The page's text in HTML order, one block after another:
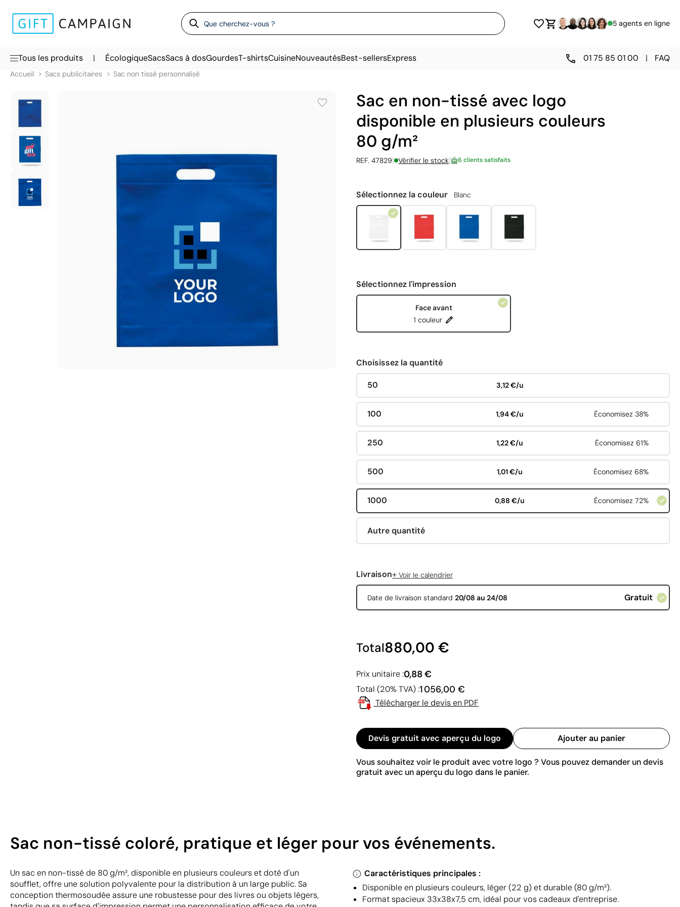
5 agents en ligne
Tous les produits | ÉcologiqueSacsSacs à dosGourdesT-shirtsCuisineNouveautésBest-sellersExpress 01 75 85 01 00 | FAQ
Accueil Sacs publicitaires Sac non tissé personnalisé
Sac en non-tissé avec logo
disponible en plusieurs couleurs
80 g/m²
REF. 47829| Vérifier le stock| 6 clients satisfaits
Sélectionnez la couleur Blanc
Sélectionnez l'impression
Face avant
1 couleur
Choisissez la quantité
50 3,12 €/u
100 1,94 €/u Économisez 38%
250 1,22 €/u Économisez 61%
500 1,01 €/u Économisez 68%
1000 0,88 €/u Économisez 72%
Autre quantité
Livraison+ Voir le calendrier
Date de livraison standard 20/08 au 24/08 Gratuit
Total880,00 €
Prix unitaire :0,88 €
Total (20% TVA) :1 056,00 €
Télécharger le devis en PDF
Devis gratuit avec aperçu du logo Ajouter au panier
Vous souhaitez voir le produit avec votre logo ? Vous pouvez demander un devis
gratuit avec un aperçu du logo dans le panier.
Sac non-tissé coloré, pratique et léger pour vos événements.
Un sac en non-tissé de 80 g/m², disponible en plusieurs couleurs et doté d'un
soufflet, offre une solution polyvalente pour la distribution à un large public. Sa
conception thermosoudée assure une robustesse pour des livres ou objets légers,
Caractéristiques principales :
Disponible en plusieurs couleurs, léger (22 g) et durable (80 g/m²).
Format spacieux 33x38x7,5 cm, idéal pour vos cadeaux d'entreprise.